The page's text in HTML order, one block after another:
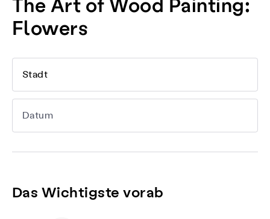
Flowers
Stadt
Datum
Das Wichtigste vorab